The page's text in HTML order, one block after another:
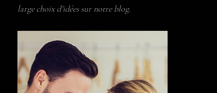
large choix d’idées sur notre blog.